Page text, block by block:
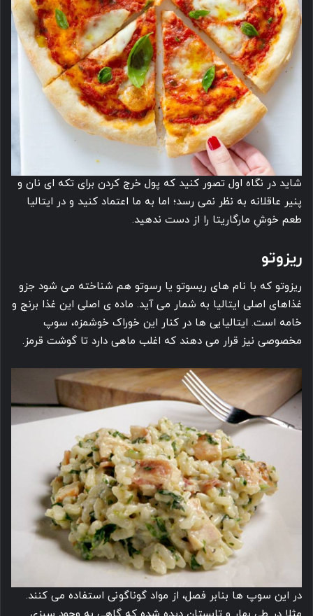
شاید در نگاه اول تصور کنید که پول خرج کردن برای تکه ای نان و
پنیر عاقلانه به نظر نمی رسد؛ اما به ما اعتماد کنید و در ایتالیا
طعم خوشِ مارگاریتا را از دست ندهید.
ریزوتو
ریزوتو که با نام های ریسوتو یا رسوتو هم شناخته می شود جزو
غذاهای اصلی ایتالیا به شمار می آید. ماده ی اصلی این غذا برنج و
خامه است. ایتالیایی ها در کنار این خوراک خوشمزه، سوپ
مخصوصی نیز قرار می دهند که اغلب ماهی دارد تا گوشت قرمز.
در این سوپ ها بنابر فصل، از مواد گوناگونی استفاده می کنند.